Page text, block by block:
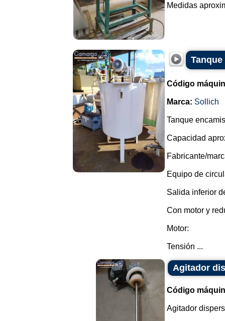
Medidas
Código
Marca: Sollich
Tanque
Capacidad
Fabricante/
Equipo de
Salida inferior
Con motor y
Motor:
Tensión ...
Agitador
Código
Agitador